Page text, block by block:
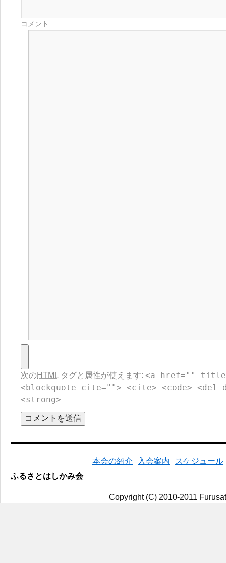
コメント
次のHTML タグと属性が使えます: <a href=""
<blockquote cite=""> <cite> <code> <del
<strong>
本会の紹介 入会案内
スケジュール
ふるさとはしかみ会
Copyright (C) 2010-2011